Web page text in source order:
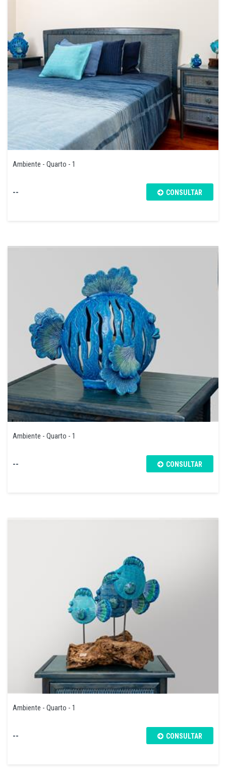
Ambiente - Quarto - 1
-- CONSULTAR
Ambiente - Quarto - 1
-- CONSULTAR
Ambiente - Quarto - 1
-- CONSULTAR